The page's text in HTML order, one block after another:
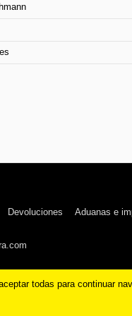
Devoluciones Aduanas e
todas para continuar